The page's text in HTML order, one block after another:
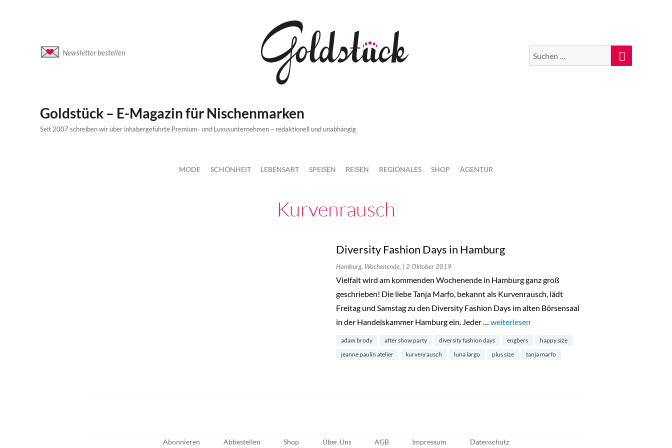
Newsletter bestellen
Suche
nach:
Suchen
Goldstück – E-Magazin für Nischenmarken
Seit 2007 schreiben wir über inhabergeführte Premium- und Luxusunternehmen – redaktionell und unabhängig
MODE SCHÖNHEIT LEBENSART SPEISEN REISEN REGIONALES SHOP AGENTUR
Kurvenrausch
Diversity Fashion Days in Hamburg
Hamburg, Wochenende, | 2 Oktober 2019
Vielfalt wird am kommenden Wochenende in Hamburg ganz groß
geschrieben! Die liebe Tanja Marfo, bekannt als Kurvenrausch, lädt
Freitag und Samstag zu den Diversity Fashion Days im alten Börsensaal
in der Handelskammer Hamburg ein. Jeder … „Diversity Fashion Days in Hamburg“
weiterlesen
adam brody after show party diversity fashion days engbers
happy size
jeanne paulin atelier
kurvenrausch luna largo plus size tanja marfo
Abonnieren Abbestellen Shop Über Uns AGB Impressum Datenschutz